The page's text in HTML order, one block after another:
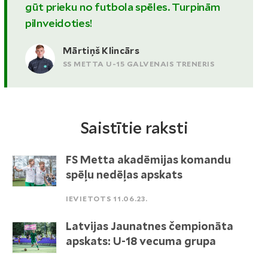
gūt prieku no futbola spēles. Turpinām
pilnveidoties!
Mārtiņš Klincārs
SS METTA U-15 GALVENAIS TRENERIS
Saistītie raksti
FS Metta akadēmijas komandu
spēļu nedēļas apskats
IEVIETOTS 11.06.23.
Latvijas Jaunatnes čempionāta
apskats: U-18 vecuma grupa